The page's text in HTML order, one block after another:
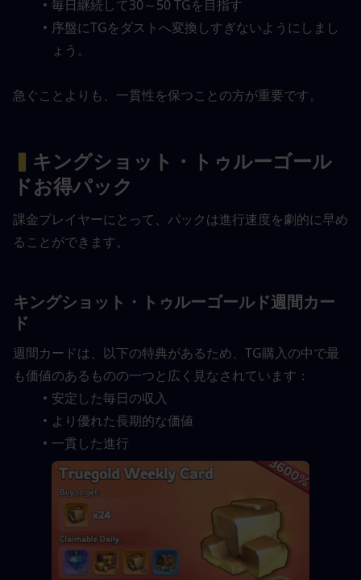
毎日継続して30～50 TGを目指す
序盤にTGをダストへ変換しすぎないようにしまし
ょう。
急ぐことよりも、一貫性を保つことの方が重要です。
▍ キングショット・トゥルーゴール
ドお得パック
課金プレイヤーにとって、パックは進行速度を劇的に早め
ることができます。
キングショット・トゥルーゴールド週間カー
ド
週間カードは、以下の特典があるため、TG購入の中で最
も価値のあるものの一つと広く見なされています：
安定した毎日の収入
より優れた長期的な価値
一貫した進行